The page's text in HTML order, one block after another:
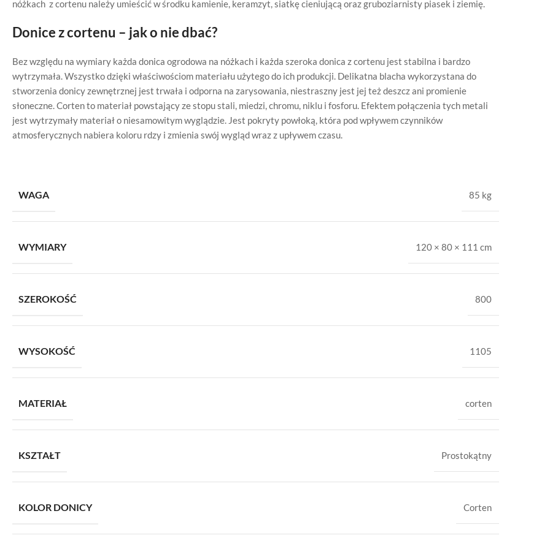
nóżkach z cortenu należy umieścić w środku kamienie, keramzyt, siatkę cieniującą oraz gruboziarnisty piasek i ziemię.
Donice z cortenu – jak o nie dbać?
Bez względu na wymiary każda donica ogrodowa na nóżkach i każda szeroka donica z cortenu jest stabilna i bardzo
wytrzymała. Wszystko dzięki właściwościom materiału użytego do ich produkcji. Delikatna blacha wykorzystana do
stworzenia donicy zewnętrznej jest trwała i odporna na zarysowania, niestraszny jest jej też deszcz ani promienie
słoneczne. Corten to materiał powstający ze stopu stali, miedzi, chromu, niklu i fosforu. Efektem połączenia tych metali
jest wytrzymały materiał o niesamowitym wyglądzie. Jest pokryty powłoką, która pod wpływem czynników
atmosferycznych nabiera koloru rdzy i zmienia swój wygląd wraz z upływem czasu.
WAGA 85 kg
WYMIARY 120 × 80 × 111 cm
SZEROKOŚĆ 800
WYSOKOŚĆ 1105
MATERIAŁ corten
KSZTAŁT Prostokątny
KOLOR DONICY Corten